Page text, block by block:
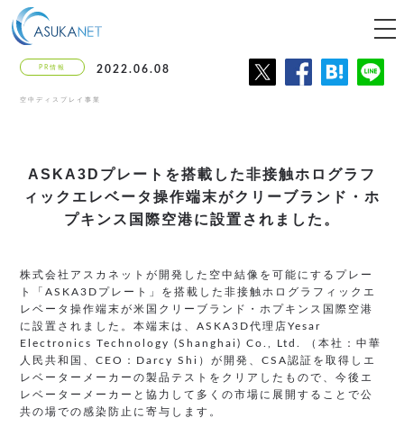
PR情報 2022.06.08
空中ディスプレイ事業
ASKA3Dプレートを搭載した非接触ホログラフ
ィックエレベータ操作端末がクリーブランド・ホ
プキンス国際空港に設置されました。
株式会社アスカネットが開発した空中結像を可能にするプレー
ト「ASKA3Dプレート」を搭載した非接触ホログラフィックエ
レベータ操作端末が米国クリーブランド・ホプキンス国際空港
に設置されました。本端末は、ASKA3D代理店Yesar
Electronics Technology (Shanghai) Co., Ltd. （本社：中華
人民共和国、CEO：Darcy Shi）が開発、CSA認証を取得しエ
レベーターメーカーの製品テストをクリアしたもので、今後エ
レベーターメーカーと協力して多くの市場に展開することで公
共の場での感染防止に寄与します。